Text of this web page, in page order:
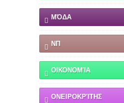
ΜΌΔΑ
ΝΠ
ΟΙΚΟΝΟΜΊΑ
ΟΝΕΙΡΟΚΡΊΤΗΣ